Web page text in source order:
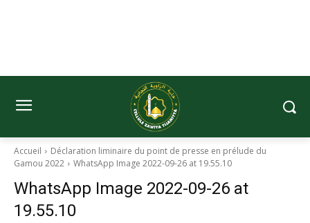
Accueil
Déclaration liminaire du point de presse en prélude du
Gamou 2022
WhatsApp Image 2022-09-26 at 19.55.10
WhatsApp Image 2022-09-26 at
19.55.10